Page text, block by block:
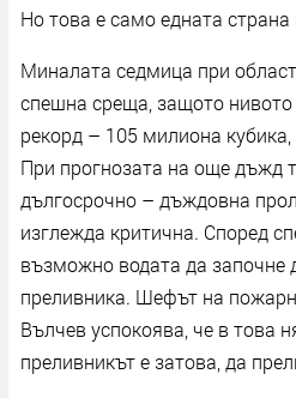
Но това е само едната
Миналата седмица при
спешна среща, защото нивото
рекорд – 105 милиона
При прогнозата на още дъжд
дългосрочно – дъждовна
изглежда критична. Според
възможно водата да започне
преливника. Шефът на
Вълчев успокоява, че в това
преливникът е затова, да